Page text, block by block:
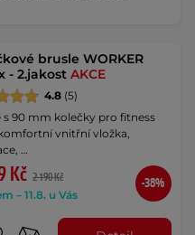
brusle WORKER
- 2.jakostAKCE
4.8 (5)
s 90 mm kolečky pro fitness
vnitřní vložka,
…
Kč 2 190 Kč
– 11.8. u Vás
-38%